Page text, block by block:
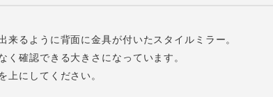
来るように背面に金具が付いたスタイルミラー。
く確認できる大きさになっています。
上にしてください。